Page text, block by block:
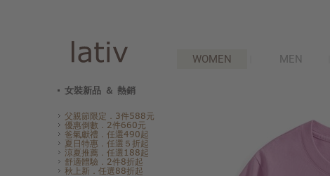
WOMEN MEN
女裝新品 ＆ 熱銷
父親節限定．3件588元
優惠倒數．2件660元
爸氣獻禮．任選490起
夏日特惠．任選５折起
涼夏推薦．任選188起
舒適體驗．2件8折起
秋上新．任選88折起